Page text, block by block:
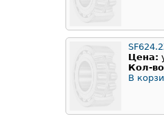
Цена:
Кол-
В